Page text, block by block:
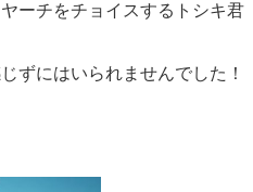
ーチをチョイスするトシキ君
ずにはいられませんでした！